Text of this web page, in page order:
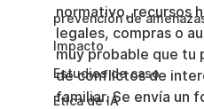
prevención de
Impacto
Estudios de caso
Etica de IA
normativo, recursos
legales, compras o
muy probable que tu
de conflictos de
familiar. Se envía un